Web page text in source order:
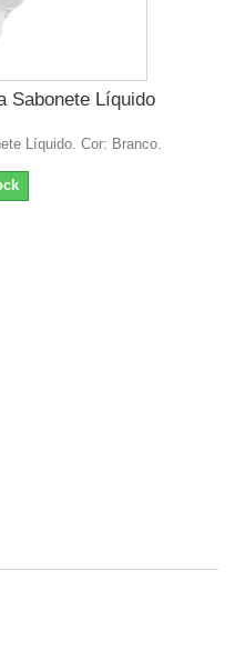
Sabonete Líquido
Líquido. Cor: Branco.